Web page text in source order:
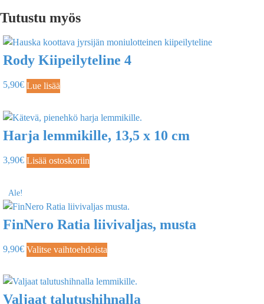
Tutustu myös
Rody Kiipeilyteline 4
5,90€ Lue lisää
Harja lemmikille, 13,5 x 10 cm
3,90€ Lisää ostoskoriin
Ale!
FinNero Ratia liivivaljas, musta
9,90€ Valitse vaihtoehdoista
Valjaat talutushihnalla